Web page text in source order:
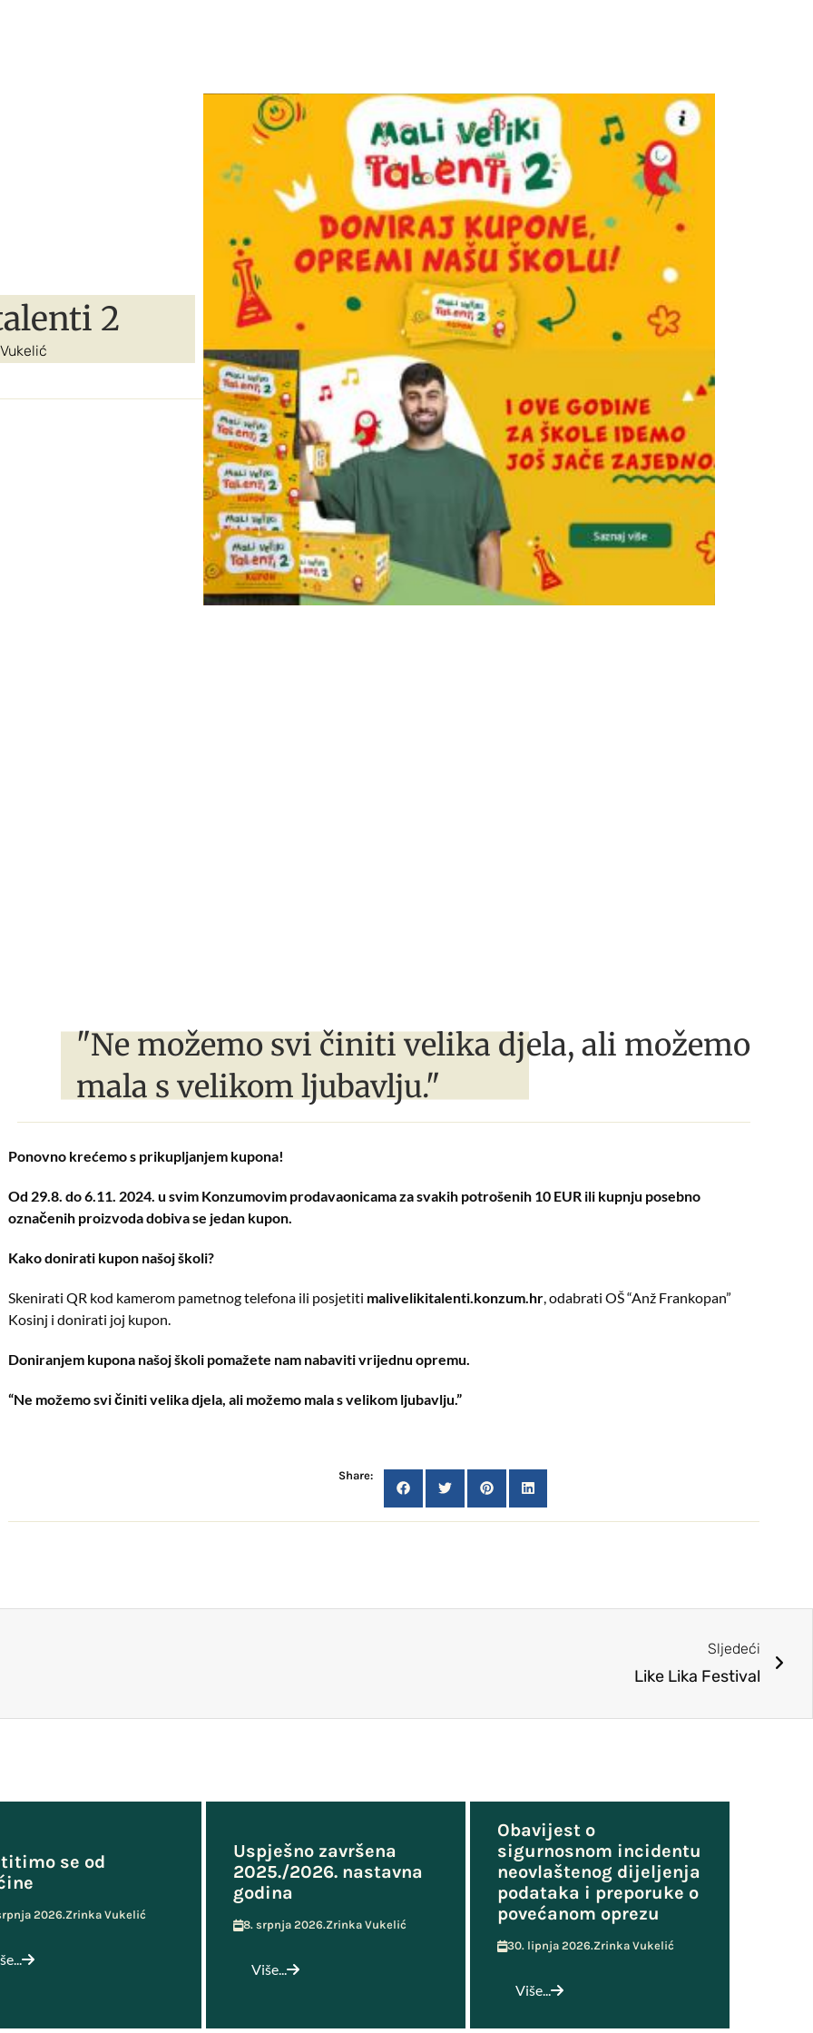
2
"Ne možemo svi činiti velika djela, ali možemo
mala s velikom ljubavlju."
Ponovno krećemo s prikupljanjem kupona!
Od 29.8. do 6.11. 2024. u svim Konzumovim prodavaonicama za svakih potrošenih 10 EUR ili kupnju posebno
označenih proizvoda dobiva se jedan kupon.
Kako donirati kupon našoj školi?
Skenirati QR kod kamerom pametnog telefona ili posjetiti malivelikitalenti.konzum.hr , odabrati OŠ “Anž Frankopan”
Kosinj i donirati joj kupon.
Doniranjem kupona našoj školi pomažete nam nabaviti vrijednu opremu.
“Ne možemo svi činiti velika djela, ali možemo mala s velikom ljubavlju.”
Share:
Sljedeći
Like Lika Festival
se od
2026.Zrinka Vukelić
Uspješno završena
2025./2026. nastavna
godina
8. srpnja 2026.Zrinka Vukelić
Više...
Obavijest o
sigurnosnom incidentu
neovlaštenog dijeljenja
podataka i preporuke o
povećanom oprezu
30. lipnja 2026.Zrinka Vukelić
Više...